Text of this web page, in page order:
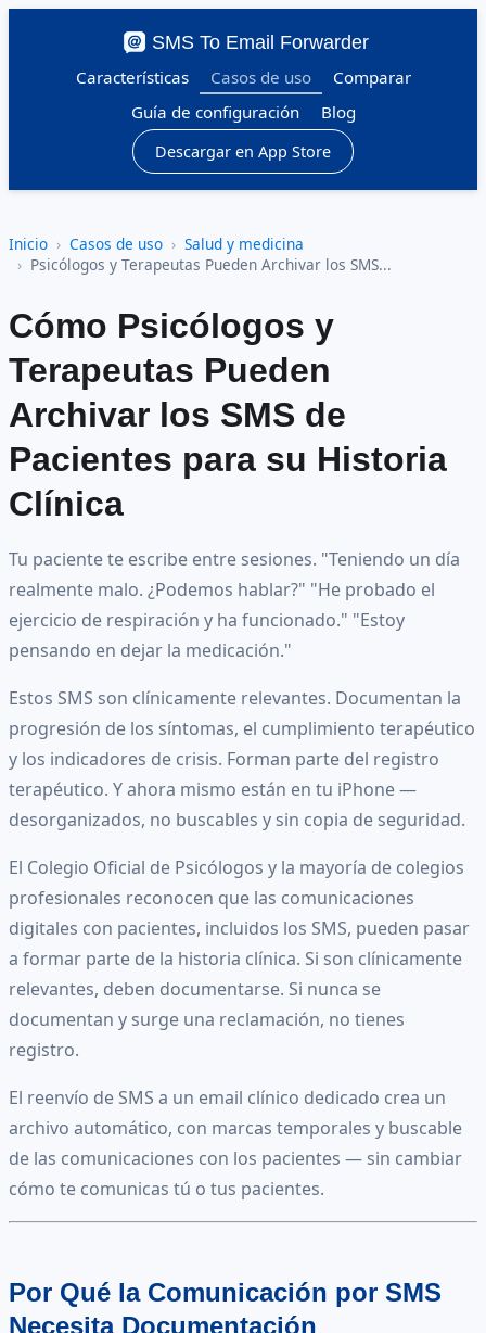
SMS To Email Forwarder
Características
Casos de uso
Comparar
Guía de configuración
Blog
Descargar en App Store
Inicio Casos de uso
Salud y medicina
Psicólogos y Terapeutas Pueden Archivar los SMS...
Cómo Psicólogos y
Terapeutas Pueden
Archivar los SMS de
Pacientes para su Historia
Clínica
Tu paciente te escribe entre sesiones. "Teniendo un día
realmente malo. ¿Podemos hablar?" "He probado el
ejercicio de respiración y ha funcionado." "Estoy
pensando en dejar la medicación."
Estos SMS son clínicamente relevantes. Documentan la
progresión de los síntomas, el cumplimiento terapéutico
y los indicadores de crisis. Forman parte del registro
terapéutico. Y ahora mismo están en tu iPhone —
desorganizados, no buscables y sin copia de seguridad.
El Colegio Oficial de Psicólogos y la mayoría de colegios
profesionales reconocen que las comunicaciones
digitales con pacientes, incluidos los SMS, pueden pasar
a formar parte de la historia clínica. Si son clínicamente
relevantes, deben documentarse. Si nunca se
documentan y surge una reclamación, no tienes
registro.
El reenvío de SMS a un email clínico dedicado crea un
archivo automático, con marcas temporales y buscable
de las comunicaciones con los pacientes — sin cambiar
cómo te comunicas tú o tus pacientes.
Por Qué la Comunicación por SMS
Necesita Documentación